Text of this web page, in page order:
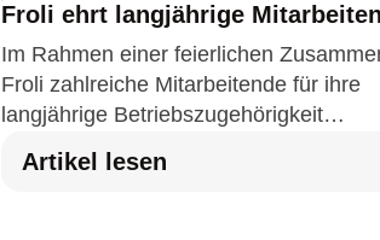
Froli ehrt langjährige
Im Rahmen einer feierlichen
Froli zahlreiche Mitarbeitende für ihre
langjährige Betriebszugehörigkeit
besondere Verbundenheit zum
Artikel lesen